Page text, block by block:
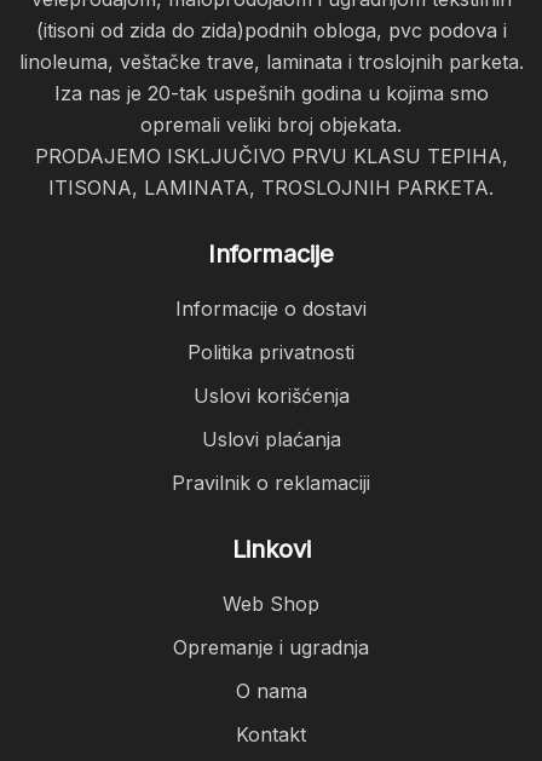
(itisoni od zida do zida)podnih obloga, pvc podova i
linoleuma, veštačke trave, laminata i troslojnih parketa.
Iza nas je 20-tak uspešnih godina u kojima smo
opremali veliki broj objekata.
PRODAJEMO ISKLJUČIVO PRVU KLASU TEPIHA,
ITISONA, LAMINATA, TROSLOJNIH PARKETA.
Informacije
Informacije o dostavi
Politika privatnosti
Uslovi korišćenja
Uslovi plaćanja
Pravilnik o reklamaciji
Linkovi
Web Shop
Opremanje i ugradnja
O nama
Kontakt